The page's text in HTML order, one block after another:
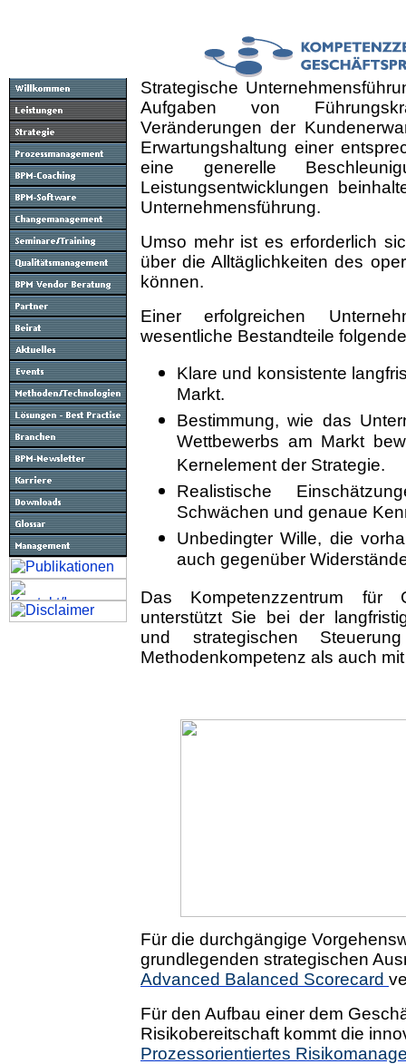
Strategische
Aufgaben von
Veränderungen der
Erwartungshaltung einer
eine generelle
Leistungsentwicklungen
Unternehmensführung.
Umso mehr ist es erforderlich
über die Alltäglichkeiten des
können.
Einer erfolgreichen
wesentliche Bestandteile
Klare und konsistente
Markt.
Bestimmung, wie das
Wettbewerbs am Markt
Kernelement der Strategie.
Realistische
Schwächen und genaue
Unbedingter Wille, die
auch gegenüber
Das Kompetenzzentrum für
unterstützt Sie bei der
und strategischen
Methodenkompetenz als auch
Für die durchgängige
grundlegenden strategischen
Advanced Balanced Scorecard
Für den Aufbau einer dem
Risikobereitschaft kommt die
Prozessorientiertes